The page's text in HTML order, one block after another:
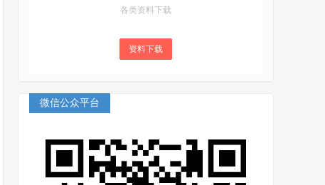
各类资料下载
资料下载
微信公众平台